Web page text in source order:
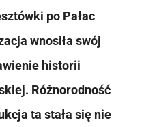
po Pałac
wnosiła swój
historii
Różnorodność
ta stała się nie